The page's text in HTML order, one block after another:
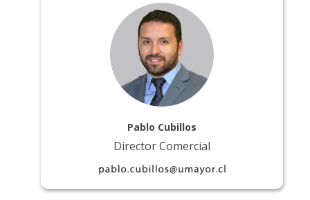
Pablo Cubillos
Director Comercial